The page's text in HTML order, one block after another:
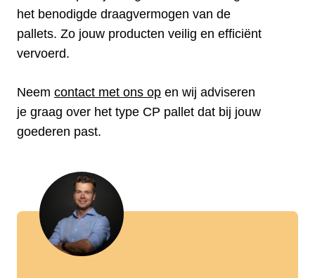
het benodigde draagvermogen van de
pallets. Zo jouw producten veilig en efficiënt
vervoerd.
Neem contact met ons op en wij adviseren
je graag over het type CP pallet dat bij jouw
goederen past.